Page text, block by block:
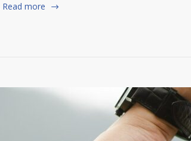
Read more